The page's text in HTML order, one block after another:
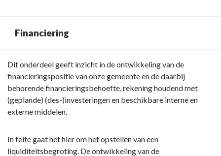
Financiering
Terug
naar
navigatie
Paragraaf
Financiering
Dit onderdeel geeft inzicht in de ontwikkeling van de
financieringspositie van onze gemeente en de daarbij
behorende financieringsbehoefte, rekening houdend met
(geplande) (des-)investeringen en beschikbare interne en
externe middelen.
In feite gaat het hier om het opstellen van een
liquiditeitsbegroting. De ontwikkeling van de